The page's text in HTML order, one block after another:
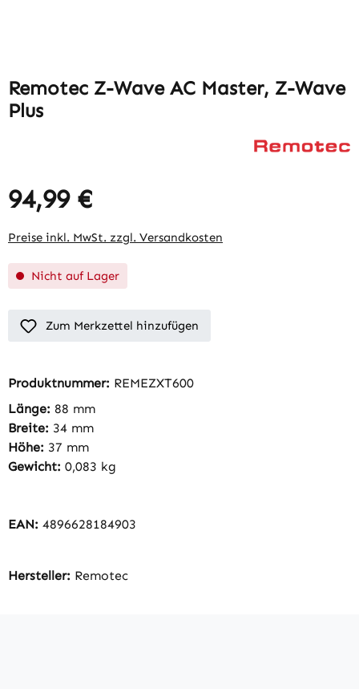
Remotec Z-Wave AC Master, Z-Wave
Plus
94,99 €
Preise inkl. MwSt. zzgl. Versandkosten
Nicht auf Lager
Zum Merkzettel hinzufügen
Produktnummer: REMEZXT600
Länge: 88 mm
Breite: 34 mm
Höhe: 37 mm
Gewicht: 0,083 kg
EAN: 4896628184903
Hersteller: Remotec